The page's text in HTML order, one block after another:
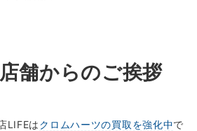
舗からのご挨拶
LIFEはクロムハーツの買取を強化中で